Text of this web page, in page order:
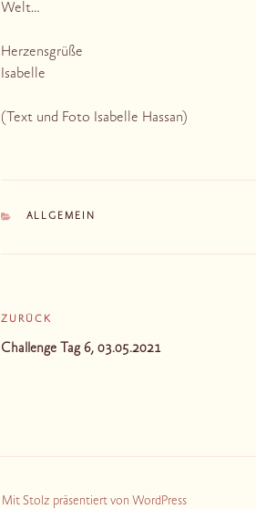
Welt…
Herzensgrüße
Isabelle
(Text und Foto Isabelle Hassan)
KATEGORIEN
ALLGEMEIN
Beitragsnavigation
Vorheriger
Beitrag
ZURÜCK
Challenge Tag 6, 03.05.2021
Mit Stolz präsentiert von WordPress